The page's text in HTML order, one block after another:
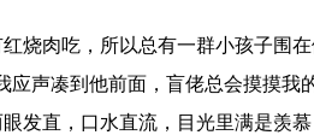
烧肉吃，所以总有一群小孩子围
应声凑到他前面，盲佬总会摸摸
发直，口水直流，目光里满是羡